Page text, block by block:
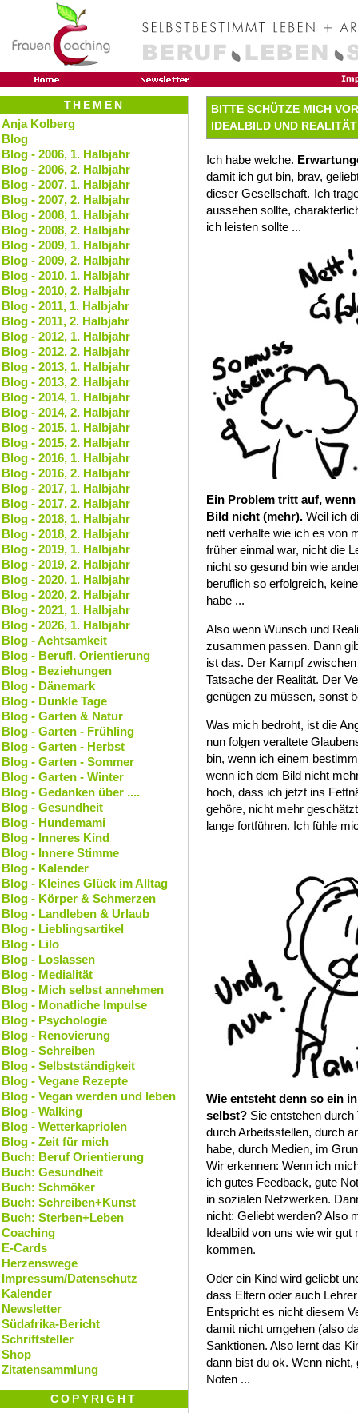
BITTE SCHÜTZE MICH
IDEALBILD UND REALITÄT
Ich habe welche.
damit ich gut bin, brav,
dieser Gesellschaft. Ich
aussehen sollte,
ich leisten sollte ...
Ein Problem tritt auf,
Bild nicht (mehr). Weil ich
nett verhalte wie ich es von
früher einmal war, nicht die
nicht so gesund bin wie
beruflich so erfolgreich,
habe ...
Also wenn Wunsch und
zusammen passen. Dann
ist das. Der Kampf
Tatsache der Realität. Der
genügen zu müssen, sonst
Was mich bedroht, ist die
nun folgen veraltete
bin, wenn ich einem
wenn ich dem Bild nicht
hoch, dass ich jetzt ins
gehöre, nicht mehr
lange fortführen. Ich fühle
Wie entsteht denn so ein
selbst? Sie entstehen
durch Arbeitsstellen, durch
habe, durch Medien, im
Wir erkennen: Wenn ich
ich gutes Feedback, gute
in sozialen Netzwerken.
nicht: Geliebt werden? Also
Idealbild von uns wie wir
kommen.
Oder ein Kind wird geliebt
dass Eltern oder auch
Entspricht es nicht diesem
damit nicht umgehen (also
Sanktionen. Also lernt das
dann bist du ok. Wenn
Noten ...
THEMEN
Anja Kolberg
Blog
Blog - 2006, 1. Halbjahr
Blog - 2006, 2. Halbjahr
Blog - 2007, 1. Halbjahr
Blog - 2007, 2. Halbjahr
Blog - 2008, 1. Halbjahr
Blog - 2008, 2. Halbjahr
Blog - 2009, 1. Halbjahr
Blog - 2009, 2. Halbjahr
Blog - 2010, 1. Halbjahr
Blog - 2010, 2. Halbjahr
Blog - 2011, 1. Halbjahr
Blog - 2011, 2. Halbjahr
Blog - 2012, 1. Halbjahr
Blog - 2012, 2. Halbjahr
Blog - 2013, 1. Halbjahr
Blog - 2013, 2. Halbjahr
Blog - 2014, 1. Halbjahr
Blog - 2014, 2. Halbjahr
Blog - 2015, 1. Halbjahr
Blog - 2015, 2. Halbjahr
Blog - 2016, 1. Halbjahr
Blog - 2016, 2. Halbjahr
Blog - 2017, 1. Halbjahr
Blog - 2017, 2. Halbjahr
Blog - 2018, 1. Halbjahr
Blog - 2018, 2. Halbjahr
Blog - 2019, 1. Halbjahr
Blog - 2019, 2. Halbjahr
Blog - 2020, 1. Halbjahr
Blog - 2020, 2. Halbjahr
Blog - 2021, 1. Halbjahr
Blog - 2026, 1. Halbjahr
Blog - Achtsamkeit
Blog - Berufl. Orientierung
Blog - Beziehungen
Blog - Dänemark
Blog - Dunkle Tage
Blog - Garten & Natur
Blog - Garten - Frühling
Blog - Garten - Herbst
Blog - Garten - Sommer
Blog - Garten - Winter
Blog - Gedanken über ....
Blog - Gesundheit
Blog - Hundemami
Blog - Inneres Kind
Blog - Innere Stimme
Blog - Kalender
Blog - Kleines Glück im Alltag
Blog - Körper & Schmerzen
Blog - Landleben & Urlaub
Blog - Lieblingsartikel
Blog - Lilo
Blog - Loslassen
Blog - Medialität
Blog - Mich selbst annehmen
Blog - Monatliche Impulse
Blog - Psychologie
Blog - Renovierung
Blog - Schreiben
Blog - Selbstständigkeit
Blog - Vegane Rezepte
Blog - Vegan werden und leben
Blog - Walking
Blog - Wetterkapriolen
Blog - Zeit für mich
Buch: Beruf Orientierung
Buch: Gesundheit
Buch: Schmöker
Buch: Schreiben+Kunst
Buch: Sterben+Leben
Coaching
E-Cards
Herzenswege
Impressum/Datenschutz
Kalender
Newsletter
Südafrika-Bericht
Schriftsteller
Shop
Zitatensammlung
COPYRIGHT